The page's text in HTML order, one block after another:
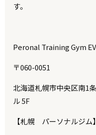
す。
Peronal Training Gym
〒060-0051
北海道札幌市中央区南1
ル 5F
【札幌 パーソナルジム】